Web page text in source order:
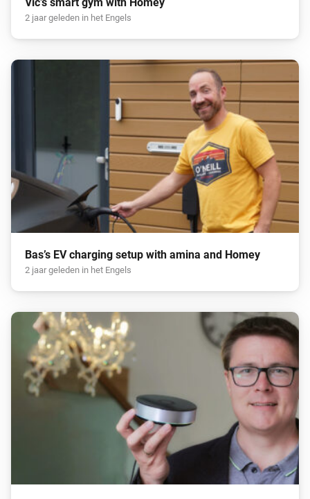
2 jaar geleden in het Engels
Bas’s EV charging setup with amina and Homey
2 jaar geleden in het Engels